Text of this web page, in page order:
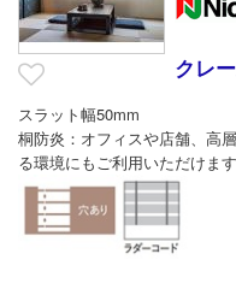
クレ
スラット幅50mm
桐防炎：オフィスや店舗、高
る環境にもご利用いただけます